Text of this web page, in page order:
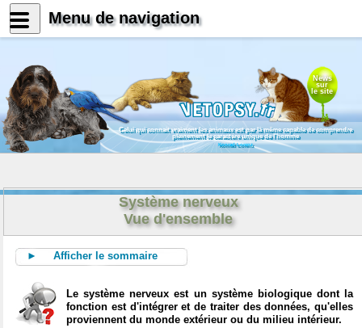
News
sur
le site
Celui qui connait vraiment les animaux est par là même capable de comprendre
pleinement le caractère unique de l'homme
Konrad Lorenz
Système nerveux
Vue d'ensemble
► Afficher le sommaire
Le système nerveux est un système biologique dont la
fonction est d'intégrer et de traiter des données, qu'elles
proviennent du monde extérieur ou du milieu intérieur.
Menu de navigation